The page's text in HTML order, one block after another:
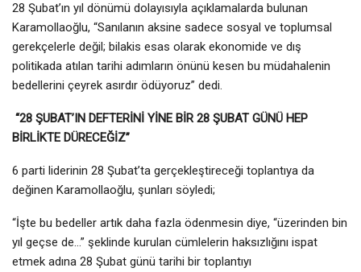
28 Şubat’ın yıl dönümü dolayısıyla açıklamalarda bulunan
Karamollaoğlu, “Sanılanın aksine sadece sosyal ve toplumsal
gerekçelerle değil; bilakis esas olarak ekonomide ve dış
politikada atılan tarihi adımların önünü kesen bu müdahalenin
bedellerini çeyrek asırdır ödüyoruz” dedi.
“28 ŞUBAT’IN DEFTERİNİ YİNE BİR 28 ŞUBAT GÜNÜ HEP
BİRLİKTE DÜRECEĞİZ”
6 parti liderinin 28 Şubat’ta gerçekleştireceği toplantıya da
değinen Karamollaoğlu, şunları söyledi;
“İşte bu bedeller artık daha fazla ödenmesin diye, “üzerinden bin
yıl geçse de…” şeklinde kurulan cümlelerin haksızlığını ispat
etmek adına 28 Şubat günü tarihi bir toplantıyı